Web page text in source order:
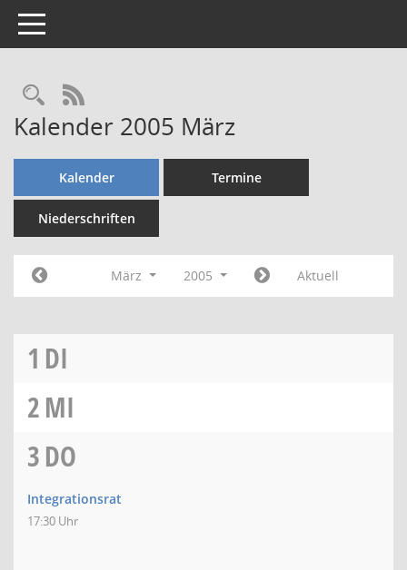
Toggle navigation
Rechercheauswahl
RSS-Feed
Kalender 2005 März
Kalender Termine
Niederschriften
März 2005 Aktuell
1 DI
2MI
3DO
Integrationsrat
17:30 Uhr